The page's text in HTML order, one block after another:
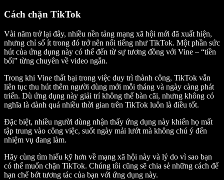
Cách chặn TikTok
Vài năm trở lại đây, nhiều nền tảng mạng xã hội mới đã xuất hiện,
nhưng chỉ số ít trong đó trở nên nổi tiếng như TikTok. Một phần sức
hút của ứng dụng này có thể đến từ sự tương đồng với Vine – “tiền
bối” từng chuyên về video ngắn.
Trong khi Vine thất bại trong việc duy trì thành công, TikTok vẫn
liên tục thu hút thêm người dùng mới mỗi tháng và ngày càng phát
triển. Dù ứng dụng này giải trí không thể bàn cãi, nhưng không có
nghĩa là dành quá nhiều thời gian trên TikTok luôn là điều tốt.
Đặc biệt, nhiều người dùng nhận thấy ứng dụng này khiến họ mất
tập trung vào công việc, suốt ngày mải lướt mà không chú ý đến
nhiệm vụ đang làm.
Hãy cùng tìm hiểu kỹ hơn về mạng xã hội này và lý do vì sao bạn
có thể muốn chặn TikTok. Chúng tôi cũng sẽ chia sẻ những cách để
hạn chế bớt tương tác của bạn với ứng dụng này.